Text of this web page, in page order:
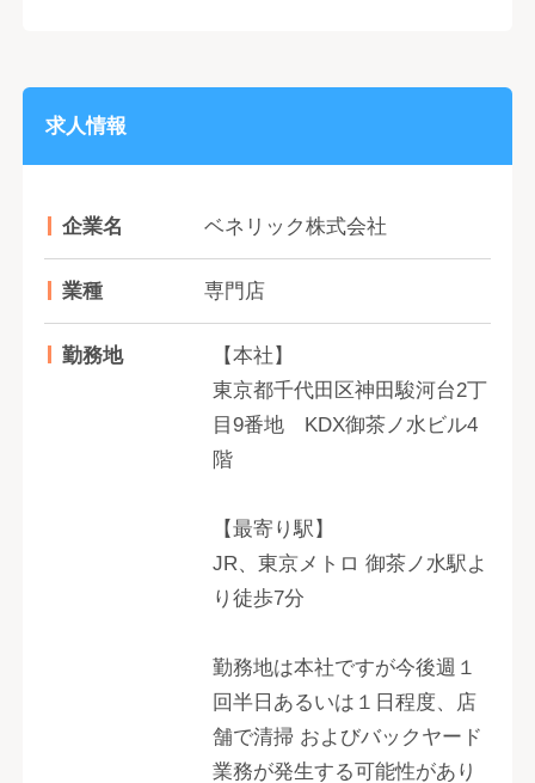
求人情報
企業名 ベネリック株式会社
業種 専門店
勤務地
【本社】
東京都千代田区神田駿河台2丁
目9番地 KDX御茶ノ水ビル4
階
【最寄り駅】
JR、東京メトロ 御茶ノ水駅よ
り徒歩7分
勤務地は本社ですが今後週１
回半日あるいは１日程度、店
舗で清掃 およびバックヤード
業務が発生する可能性があり